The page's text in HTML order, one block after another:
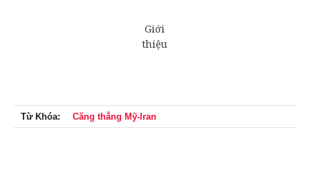
Từ Khóa: Căng thẳng Mỹ-Iran